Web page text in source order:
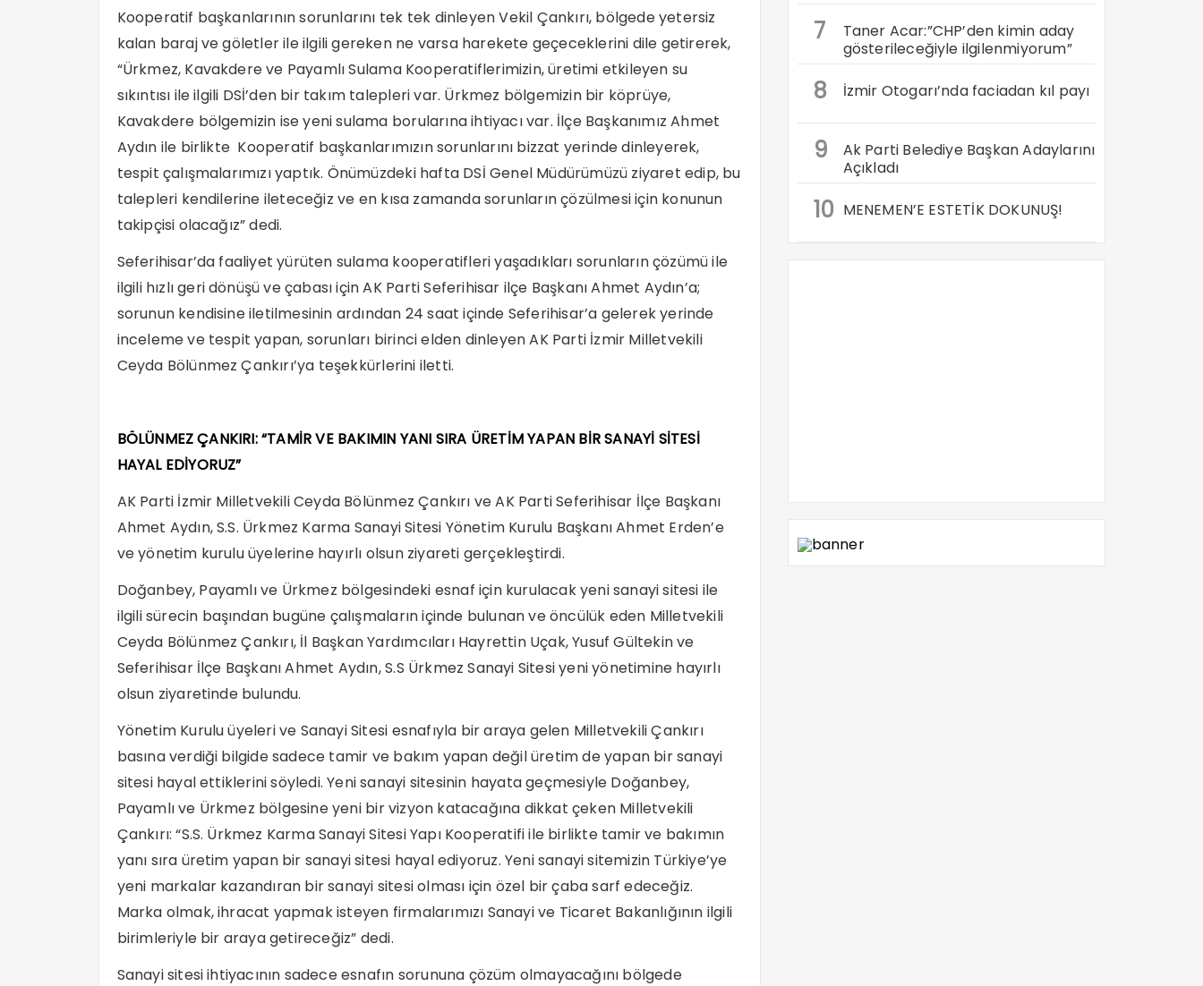
Kooperatif başkanlarının sorunlarını tek tek dinleyen Vekil Çankırı, bölgede yetersiz
kalan baraj ve göletler ile ilgili gereken ne varsa harekete geçeceklerini dile getirerek,
“Ürkmez, Kavakdere ve Payamlı Sulama Kooperatiflerimizin, üretimi etkileyen su
sıkıntısı ile ilgili DSİ’den bir takım talepleri var. Ürkmez bölgemizin bir köprüye,
Kavakdere bölgemizin ise yeni sulama borularına ihtiyacı var. İlçe Başkanımız Ahmet
Aydın ile birlikte Kooperatif başkanlarımızın sorunlarını bizzat yerinde dinleyerek,
tespit çalışmalarımızı yaptık. Önümüzdeki hafta DSİ Genel Müdürümüzü ziyaret edip, bu
talepleri kendilerine ileteceğiz ve en kısa zamanda sorunların çözülmesi için konunun
takipçisi olacağız” dedi.
Seferihisar’da faaliyet yürüten sulama kooperatifleri yaşadıkları sorunların çözümü ile
ilgili hızlı geri dönüşü ve çabası için AK Parti Seferihisar ilçe Başkanı Ahmet Aydın’a;
sorunun kendisine iletilmesinin ardından 24 saat içinde Seferihisar’a gelerek yerinde
inceleme ve tespit yapan, sorunları birinci elden dinleyen AK Parti İzmir Milletvekili
Ceyda Bölünmez Çankırı’ya teşekkürlerini iletti.
BÖLÜNMEZ ÇANKIRI: “TAMİR VE BAKIMIN YANI SIRA ÜRETİM YAPAN BİR SANAYİ SİTESİ
HAYAL EDİYORUZ”
AK Parti İzmir Milletvekili Ceyda Bölünmez Çankırı ve AK Parti Seferihisar İlçe Başkanı
Ahmet Aydın, S.S. Ürkmez Karma Sanayi Sitesi Yönetim Kurulu Başkanı Ahmet Erden’e
ve yönetim kurulu üyelerine hayırlı olsun ziyareti gerçekleştirdi.
Doğanbey, Payamlı ve Ürkmez bölgesindeki esnaf için kurulacak yeni sanayi sitesi ile
ilgili sürecin başından bugüne çalışmaların içinde bulunan ve öncülük eden Milletvekili
Ceyda Bölünmez Çankırı, İl Başkan Yardımcıları Hayrettin Uçak, Yusuf Gültekin ve
Seferihisar İlçe Başkanı Ahmet Aydın, S.S Ürkmez Sanayi Sitesi yeni yönetimine hayırlı
olsun ziyaretinde bulundu.
Yönetim Kurulu üyeleri ve Sanayi Sitesi esnafıyla bir araya gelen Milletvekili Çankırı
basına verdiği bilgide sadece tamir ve bakım yapan değil üretim de yapan bir sanayi
sitesi hayal ettiklerini söyledi. Yeni sanayi sitesinin hayata geçmesiyle Doğanbey,
Payamlı ve Ürkmez bölgesine yeni bir vizyon katacağına dikkat çeken Milletvekili
Çankırı: “S.S. Ürkmez Karma Sanayi Sitesi Yapı Kooperatifi ile birlikte tamir ve bakımın
yanı sıra üretim yapan bir sanayi sitesi hayal ediyoruz. Yeni sanayi sitemizin Türkiye’ye
yeni markalar kazandıran bir sanayi sitesi olması için özel bir çaba sarf edeceğiz.
Marka olmak, ihracat yapmak isteyen firmalarımızı Sanayi ve Ticaret Bakanlığının ilgili
birimleriyle bir araya getireceğiz” dedi.
Sanayi sitesi ihtiyacının sadece esnafın sorununa çözüm olmayacağını bölgede
7
Taner Acar:”CHP’den kimin aday
gösterileceğiyle ilgilenmiyorum”
8 İzmir Otogarı’nda faciadan kıl payı
9
Ak Parti Belediye Başkan Adaylarını
Açıkladı
10 MENEMEN’E ESTETİK DOKUNUŞ!